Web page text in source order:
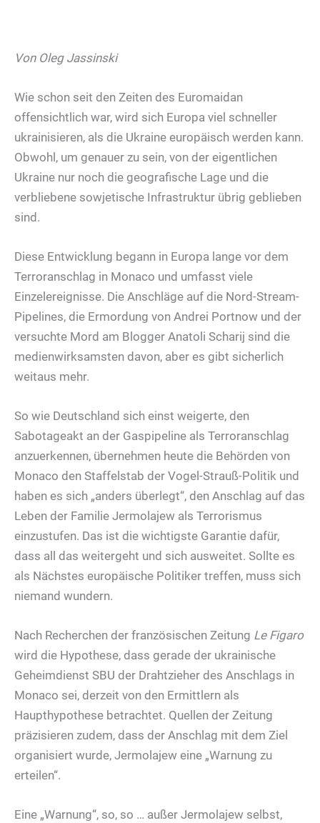
Von Oleg Jassinski
Wie schon seit den Zeiten des Euromaidan
offensichtlich war, wird sich Europa viel schneller
ukrainisieren, als die Ukraine europäisch werden kann.
Obwohl, um genauer zu sein, von der eigentlichen
Ukraine nur noch die geografische Lage und die
verbliebene sowjetische Infrastruktur übrig geblieben
sind.
Diese Entwicklung begann in Europa lange vor dem
Terroranschlag in Monaco und umfasst viele
Einzelereignisse. Die Anschläge auf die Nord-Stream-
Pipelines, die Ermordung von Andrei Portnow und der
versuchte Mord am Blogger Anatoli Scharij sind die
medienwirksamsten davon, aber es gibt sicherlich
weitaus mehr.
So wie Deutschland sich einst weigerte, den
Sabotageakt an der Gaspipeline als Terroranschlag
anzuerkennen, übernehmen heute die Behörden von
Monaco den Staffelstab der Vogel-Strauß-Politik und
haben es sich „anders überlegt“, den Anschlag auf das
Leben der Familie Jermolajew als Terrorismus
einzustufen. Das ist die wichtigste Garantie dafür,
dass all das weitergeht und sich ausweitet. Sollte es
als Nächstes europäische Politiker treffen, muss sich
niemand wundern.
Nach Recherchen der französischen Zeitung Le Figaro
wird die Hypothese, dass gerade der ukrainische
Geheimdienst SBU der Drahtzieher des Anschlags in
Monaco sei, derzeit von den Ermittlern als
Haupthypothese betrachtet. Quellen der Zeitung
präzisieren zudem, dass der Anschlag mit dem Ziel
organisiert wurde, Jermolajew eine „Warnung zu
erteilen“.
Eine „Warnung“, so, so … außer Jermolajew selbst,